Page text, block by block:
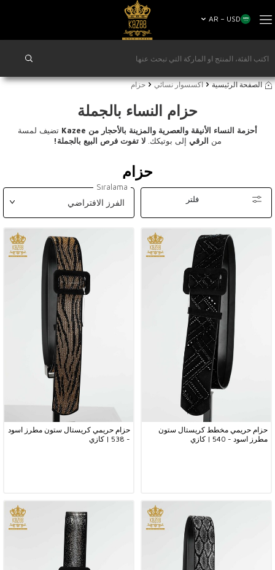
AR − USD
الصفحة الرئيسية اكسسوار نسائي حزام
حزام النساء بالجملة
أحزمة النساء الأنيقة والعصرية والمزينة بالأحجار من Kazee
تضيف لمسة
من الرقي إلى بوتيكك. لا تفوت فرص البيع بالجملة!
حزام
فلتر
Sıralama
حزام حريمي مخطط كريستال ستون
مطرز اسود - 540 | كازي
حزام حريمي كريستال ستون مطرز اسود
- 538 | كازي